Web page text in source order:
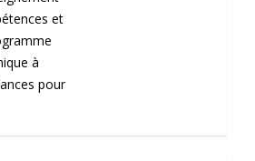
et
à
pour